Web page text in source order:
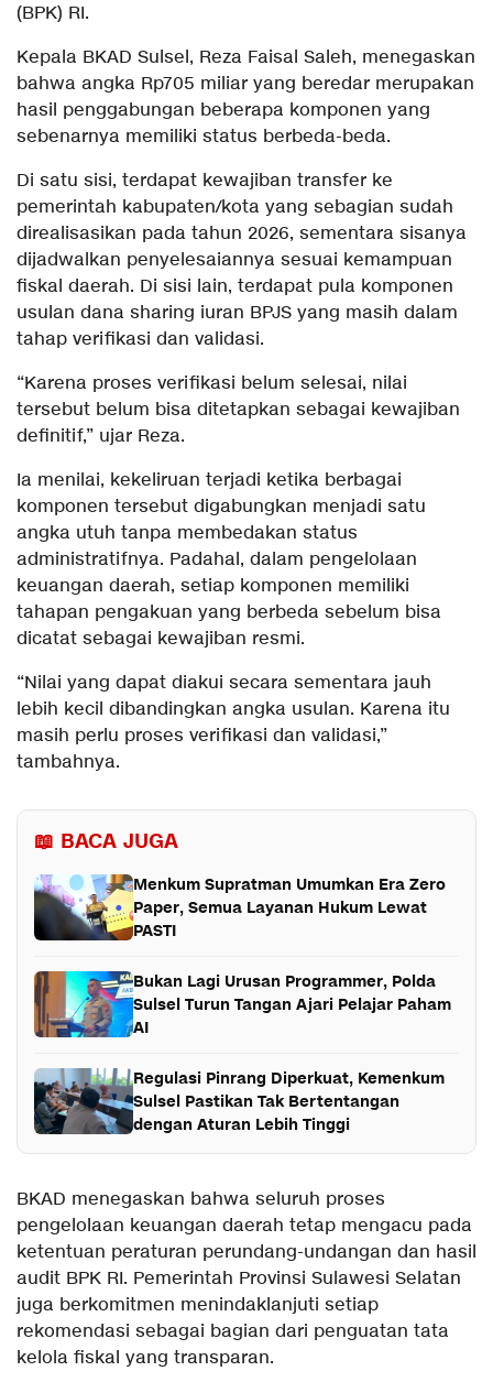
(BPK) RI.
Kepala BKAD Sulsel, Reza Faisal Saleh, menegaskan
bahwa angka Rp705 miliar yang beredar merupakan
hasil penggabungan beberapa komponen yang
sebenarnya memiliki status berbeda-beda.
Di satu sisi, terdapat kewajiban transfer ke
pemerintah kabupaten/kota yang sebagian sudah
direalisasikan pada tahun 2026, sementara sisanya
dijadwalkan penyelesaiannya sesuai kemampuan
fiskal daerah. Di sisi lain, terdapat pula komponen
usulan dana sharing iuran BPJS yang masih dalam
tahap verifikasi dan validasi.
“Karena proses verifikasi belum selesai, nilai
tersebut belum bisa ditetapkan sebagai kewajiban
definitif,” ujar Reza.
Ia menilai, kekeliruan terjadi ketika berbagai
komponen tersebut digabungkan menjadi satu
angka utuh tanpa membedakan status
administratifnya. Padahal, dalam pengelolaan
keuangan daerah, setiap komponen memiliki
tahapan pengakuan yang berbeda sebelum bisa
dicatat sebagai kewajiban resmi.
“Nilai yang dapat diakui secara sementara jauh
lebih kecil dibandingkan angka usulan. Karena itu
masih perlu proses verifikasi dan validasi,”
tambahnya.
📖 BACA JUGA
Menkum Supratman Umumkan Era Zero
Paper, Semua Layanan Hukum Lewat
PASTI
Bukan Lagi Urusan Programmer, Polda
Sulsel Turun Tangan Ajari Pelajar Paham
AI
Regulasi Pinrang Diperkuat, Kemenkum
Sulsel Pastikan Tak Bertentangan
dengan Aturan Lebih Tinggi
BKAD menegaskan bahwa seluruh proses
pengelolaan keuangan daerah tetap mengacu pada
ketentuan peraturan perundang-undangan dan hasil
audit BPK RI. Pemerintah Provinsi Sulawesi Selatan
juga berkomitmen menindaklanjuti setiap
rekomendasi sebagai bagian dari penguatan tata
kelola fiskal yang transparan.